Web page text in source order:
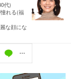
代)
れる(福
な顔にな